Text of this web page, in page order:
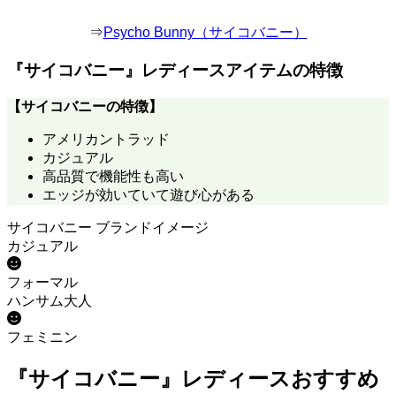
⇒Psycho Bunny（サイコバニー）
『サイコバニー』レディースアイテムの特徴
【サイコバニーの特徴】
アメリカントラッド
カジュアル
高品質で機能性も高い
エッジが効いていて遊び心がある
サイコバニー ブランドイメージ
カジュアル
フォーマル
ハンサム大人
フェミニン
『サイコバニー』レディースおすすめ